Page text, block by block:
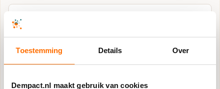
Toestemming Details Over
Dempact.nl maakt gebruik van cookies